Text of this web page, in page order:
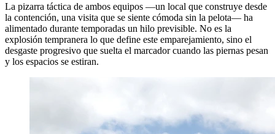
La pizarra táctica de ambos equipos —un local que construye desde
la contención, una visita que se siente cómoda sin la pelota— ha
alimentado durante temporadas un hilo previsible. No es la
explosión tempranera lo que define este emparejamiento, sino el
desgaste progresivo que suelta el marcador cuando las piernas pesan
y los espacios se estiran.